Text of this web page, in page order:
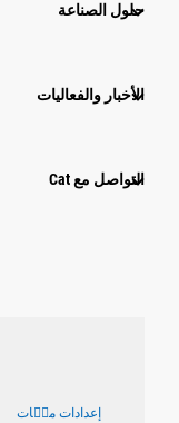
حلول الصناعة
الأخبار والفعاليات
التواصل مع Cat
إعدادات ملٝات